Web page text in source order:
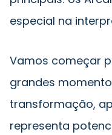
especial na
Vamos começar
grandes
transformação,
representa